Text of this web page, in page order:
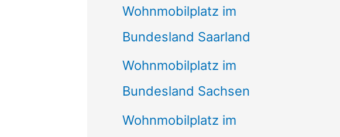
Wohnmobilplatz im
Bundesland Saarland
Wohnmobilplatz im
Bundesland Sachsen
Wohnmobilplatz im